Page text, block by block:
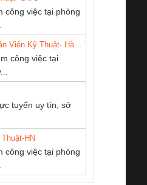
Bộ giám sát dòng
TRANSCLINIC 16I+
(2008130000)
Giá
Nẹp nhôm chống
trơn Đà Nẵng
Cty TNHH TM QC
Thương Mại SX
công việc tại phòng
công việc tại
tuyến uy tín, sở
HN
công việc tại phòng